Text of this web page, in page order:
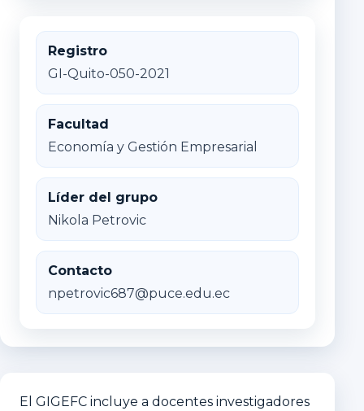
Registro
GI-Quito-050-2021
Facultad
Economía y Gestión Empresarial
Líder del grupo
Nikola Petrovic
Contacto
npetrovic687@puce.edu.ec
El GIGEFC incluye a docentes investigadores